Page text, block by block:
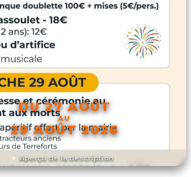
Aperçu de la description
DU 27 AOÛT
AU
29 AOÛT 2026
DÉCOUVRIR L'ÉVÉNEMENT